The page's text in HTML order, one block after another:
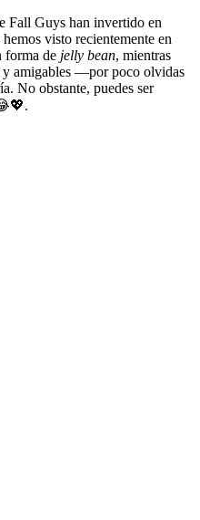
Fall Guys han invertido en
visto recientemente en
forma de jelly bean, mientras
y amigables —por poco olvidas
No obstante, puedes ser